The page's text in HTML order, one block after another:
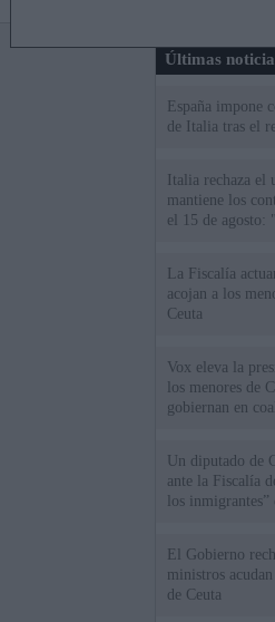
Últimas
España impone
de Italia tras el
Italia rechaza
mantiene los
el 15 de agosto:
La Fiscalía
acojan a los
Ceuta
Vox eleva la
los menores de
gobiernan en
Un diputado de
ante la Fiscalía
los inmigrantes”
El Gobierno
ministros
de Ceuta